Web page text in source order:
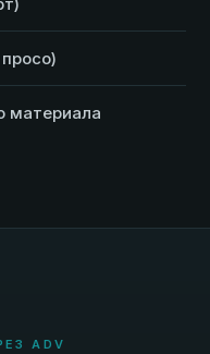
материала
ADV